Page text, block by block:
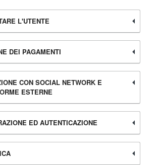
L'UTENTE
DEI PAGAMENTI
CON SOCIAL NETWORK E
ESTERNE
ED AUTENTICAZIONE